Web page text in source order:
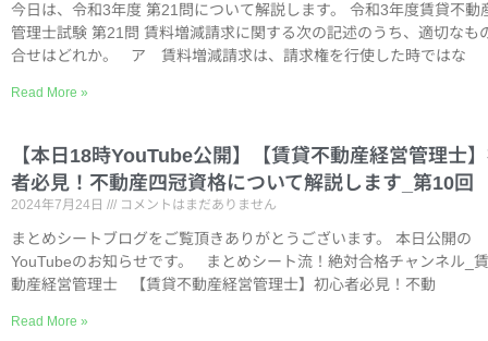
今日は、令和3年度 第21問について解説します。 令和3年度賃貸不動
管理士試験 第21問 賃料増減請求に関する次の記述のうち、適切なも
合せはどれか。 ア 賃料増減請求は、請求権を行使した時ではな
Read More »
【本日18時YouTube公開】【賃貸不動産経営管理士
者必見！不動産四冠資格について解説します_第10回
2024年7月24日 コメントはまだありません
まとめシートブログをご覧頂きありがとうございます。 本日公開の
YouTubeのお知らせです。 まとめシート流！絶対合格チャンネル_
動産経営管理士 【賃貸不動産経営管理士】初心者必見！不動
Read More »